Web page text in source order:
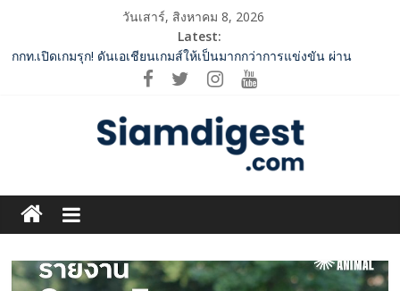
content
วันเสาร์, สิงหาคม 8, 2026
Latest:
กกท.เปิดเกมรุก! ดันเอเชียนเกมส์ให้เป็นมากกว่าการแข่งขัน ผ่าน
โครงสร้างอัตราเดียว ลดบิดเบือนตลาด เพิ่มประสิทธิภาพจัดเก็บรายได้
‘RAKSAPHAN’ เปิดฉากคอลเลกชันระดับมาสเตอร์พีซคอลเลกชันแรก
รังสรรค์ “ผ้าลายน้ำไหล” สู่ชิ้นงานศิลปะสะสมสุดลิมิเต็ด ถ่ายทอด
SME D Bank ผนึกกำลัง สถาบันอาหาร เปิดตัว “FOODNext SME D
Navigator” ชูยุทธศาสตร์ “แหล่งทุนคู่องค์ความรู้” ติดปีก SME อาหาร
ไทยแข่งขันได้ในเวทีโลก
ไทย–อินโดนีเซีย ดันไทยสู่จุดหมายปลายทางคุณภาพ เชื่อม Asean
Siam
Digest.com
ฺีBusiness